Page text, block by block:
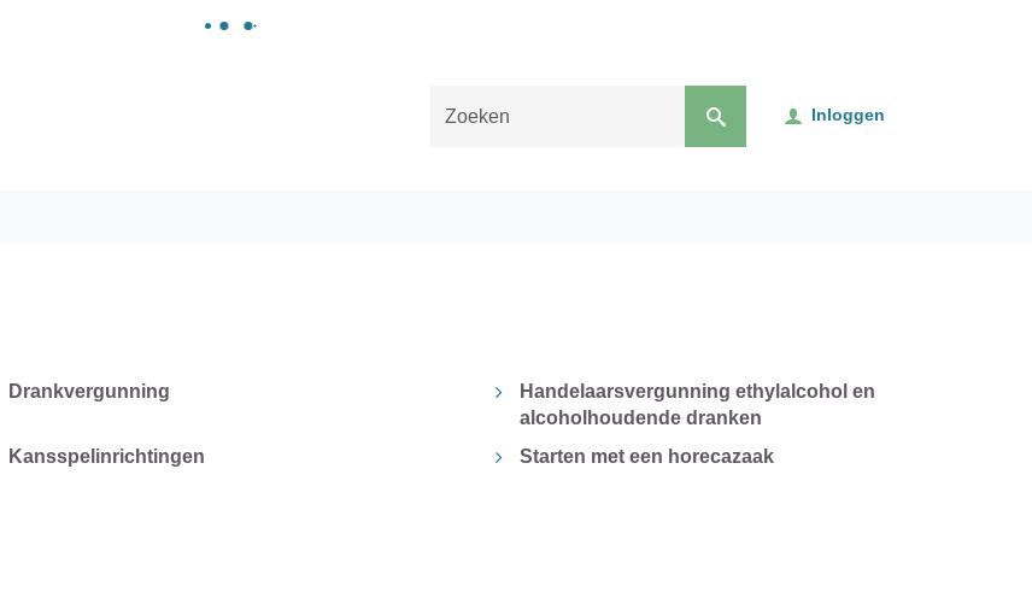
Inloggen
Drankvergunning
Handelaarsvergunning ethylalcohol en
alcoholhoudende dranken
Kansspelinrichtingen
Starten met een horecazaak